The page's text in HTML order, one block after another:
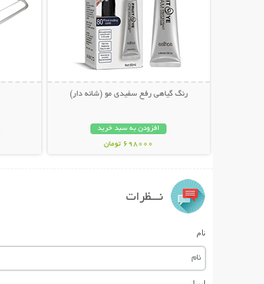
رنگ گیاهی رفع سفیدی مو (شانه دار)
افزودن به سبد خرید
698000 تومان
نـــظرات
نام